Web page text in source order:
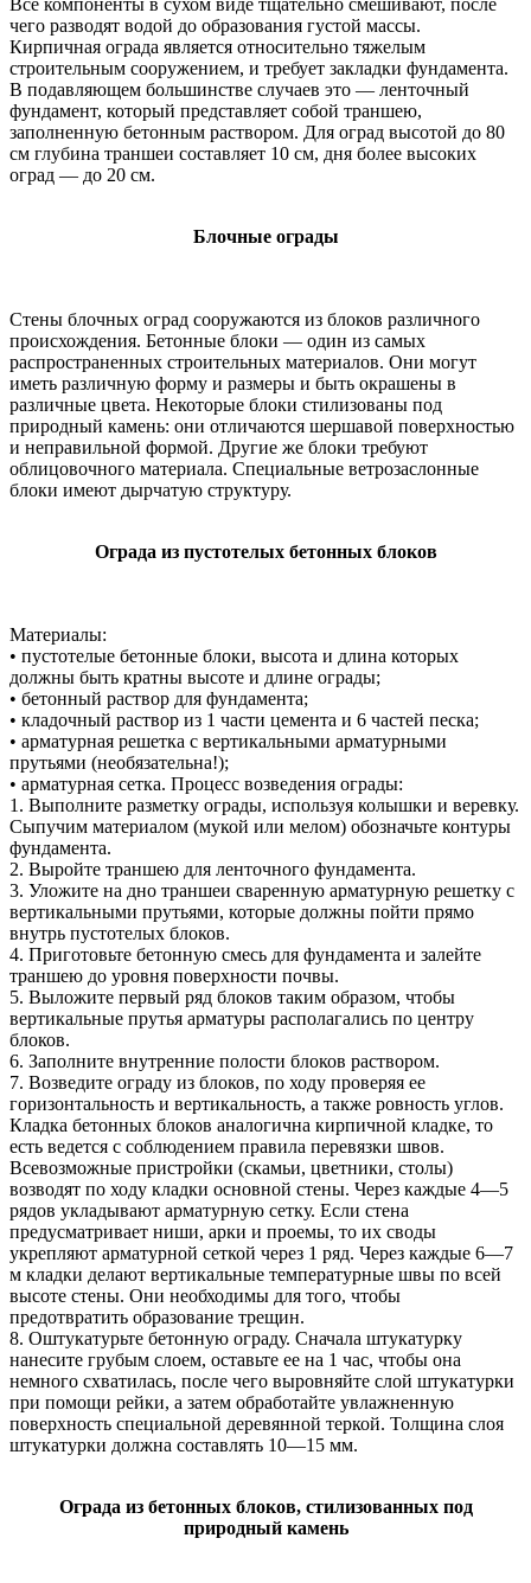
Все компоненты в сухом виде тщательно смешивают, после
чего разводят водой до образования густой массы.
Кирпичная ограда является относительно тяжелым
строительным сооружением, и требует закладки фундамента.
В подавляющем большинстве случаев это — ленточный
фундамент, который представляет собой траншею,
заполненную бетонным раствором. Для оград высотой до 80
см глубина траншеи составляет 10 см, дня более высоких
оград — до 20 см.
Блочные ограды
Стены блочных оград сооружаются из блоков различного
происхождения. Бетонные блоки — один из самых
распространенных строительных материалов. Они могут
иметь различную форму и размеры и быть окрашены в
различные цвета. Некоторые блоки стилизованы под
природный камень: они отличаются шершавой поверхностью
и неправильной формой. Другие же блоки требуют
облицовочного материала. Специальные ветрозаслонные
блоки имеют дырчатую структуру.
Ограда из пустотелых бетонных блоков
Материалы:
• пустотелые бетонные блоки, высота и длина которых
должны быть кратны высоте и длине ограды;
• бетонный раствор для фундамента;
• кладочный раствор из 1 части цемента и 6 частей песка;
• арматурная решетка с вертикальными арматурными
прутьями (необязательна!);
• арматурная сетка. Процесс возведения ограды:
1. Выполните разметку ограды, используя колышки и веревку.
Сыпучим материалом (мукой или мелом) обозначьте контуры
фундамента.
2. Выройте траншею для ленточного фундамента.
3. Уложите на дно траншеи сваренную арматурную решетку с
вертикальными прутьями, которые должны пойти прямо
внутрь пустотелых блоков.
4. Приготовьте бетонную смесь для фундамента и залейте
траншею до уровня поверхности почвы.
5. Выложите первый ряд блоков таким образом, чтобы
вертикальные прутья арматуры располагались по центру
блоков.
6. Заполните внутренние полости блоков раствором.
7. Возведите ограду из блоков, по ходу проверяя ее
горизонтальность и вертикальность, а также ровность углов.
Кладка бетонных блоков аналогична кирпичной кладке, то
есть ведется с соблюдением правила перевязки швов.
Всевозможные пристройки (скамьи, цветники, столы)
возводят по ходу кладки основной стены. Через каждые 4—5
рядов укладывают арматурную сетку. Если стена
предусматривает ниши, арки и проемы, то их своды
укрепляют арматурной сеткой через 1 ряд. Через каждые 6—7
м кладки делают вертикальные температурные швы по всей
высоте стены. Они необходимы для того, чтобы
предотвратить образование трещин.
8. Оштукатурьте бетонную ограду. Сначала штукатурку
нанесите грубым слоем, оставьте ее на 1 час, чтобы она
немного схватилась, после чего выровняйте слой штукатурки
при помощи рейки, а затем обработайте увлажненную
поверхность специальной деревянной теркой. Толщина слоя
штукатурки должна составлять 10—15 мм.
Ограда из бетонных блоков, стилизованных под
природный камень